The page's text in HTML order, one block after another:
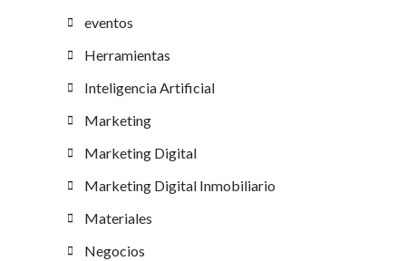
eventos
Herramientas
Inteligencia Artificial
Marketing
Marketing Digital
Marketing Digital Inmobiliario
Materiales
Negocios